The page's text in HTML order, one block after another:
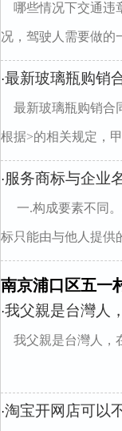
哪些情况下交通违
况，驾驶人需要做的
·最新玻璃瓶购销
最新玻璃瓶购销合
根据>的相关规定，
·服务商标与企业
一.构成要素不同
标只能由与他人提供
南京浦口区五一
·我父親是台灣人
我父親是台灣人，
·淘宝开网店可以